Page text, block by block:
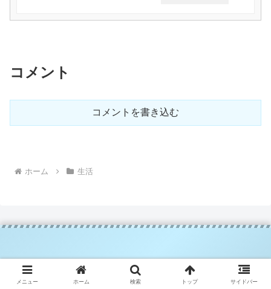
コメント
コメントを書き込む
ホーム 生活
いろめぐ
メニュー ホーム 検索 トップ サイドバー